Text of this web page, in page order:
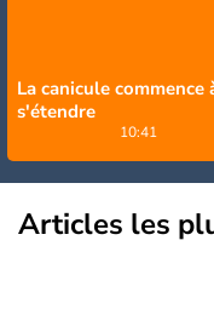
La canicule commence
s'étendre
10:41
Articles les